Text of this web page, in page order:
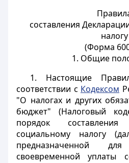
составления
налогу
(Форма
1. Общие
1. Настоящие
соответствии с Кодексом
"О налогах и других
бюджет" (Налоговый
порядок
социальному налогу
предназначенной
своевременной уплаты